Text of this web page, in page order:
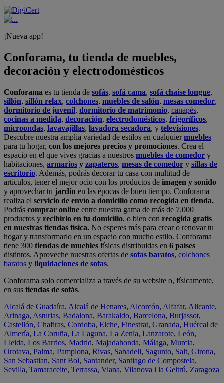
¡Nueva app!
Conforama, tu tienda de muebles,
decoración y electrodomésticos
Conforama es tu tienda de sofás, sofá cama, sofá chaise longue,
sillón, sillón relax, colchones, muebles de salón, mesas comedor,
dormitorio de juvenil, dormitorio de matrimonio, canapés,
cocinas a medida, decoración, electrodomésticos, frigoríficos,
microondas, lavavajillas, lavadora secadora, y televisiones.
Descubre nuestra amplia variedad de estilos en cualquiermuebles
para tu hogar, con los mejores precios y promociones. Crea el
espacio en el que vives gracias a nuestros muebles de comedor y
habitaciones, armarios y zapateros, mesas de comedor y sillas de
escritorio. Además, podrás decorar tu casa con multitud de
artículos, tener el mejor ocio con los productos de imagen y sonido
y aprovechar tu jardín en las épocas de buen tiempo. Conforama
realiza el servicio de envío a domicilio como recogida en tienda.
Podrás comprar online entre nuestra gama de más de 7.000
productos y recibirlo en tu domicilio, o bien con recogida gratis
en nuestras tiendas física. No esperes más para crear o renovar tu
hogar y transformarlo en un espacio con mucho estilo. Conforama
tiene 300 tiendas de muebles físicas distribuidas en 6 países
distintos. Aproveche nuestras ofertas de sofas baratos, colchones
baratos y liquidaciones de sofas.
Conforama solo comercializa a través de su website o, físicamente,
en sus tiendas de sofás.
Alcalá de Guadaíra, Alcalá de Henares, Alcorcón, Alfafar, Alicante,
Arinaga, Asturias, Badalona, Barakaldo, Barcelona, Burjassot,
Castellón, Chafiras, Cordoba, Elche, Finestrat, Granada, Huércal de
Almería, La Coruña, La Laguna, La Zenia, Lanzarote, León,
Lleida, Los Barrios, Madrid, Majadahonda, Málaga, Murcia,
Orotava, Palma, Pamplona, Rivas, Sabadell, Sagunto, Salt, Girona,
San Sebastian, Sant Boi, Santander, Santiago de Compostela,
Sevilla, Tamaraceite, Terrassa, Viana, Vilanova i la Geltrú, Zaragoza